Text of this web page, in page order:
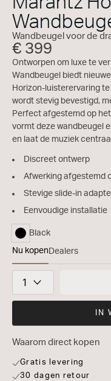
Wandbeugel voor de
€ 399
Ontworpen om luxe te
Wandbeugel biedt
Horizon-luisterervaring
wordt stevig bevestigd,
Perfect afgestemd op
vormt deze wandbeugel
en laat de muziek
Discreet ontwerp
Afwerking afgestemd
Stevige slide-in
Eenvoudige installatie
geselecteerd
Black
Nu kopen Dealers
IN
Waarom direct kopen
Gratis levering
30 dagen retour